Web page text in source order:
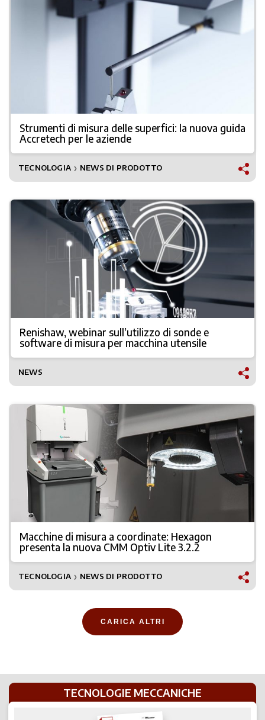
Strumenti di misura delle superfici: la nuova guida
Accretech per le aziende
TECNOLOGIA ❯ NEWS DI PRODOTTO
Renishaw, webinar sull’utilizzo di sonde e
software di misura per macchina utensile
NEWS
Macchine di misura a coordinate: Hexagon
presenta la nuova CMM Optiv Lite 3.2.2
TECNOLOGIA ❯ NEWS DI PRODOTTO
CARICA ALTRI
TECNOLOGIE MECCANICHE